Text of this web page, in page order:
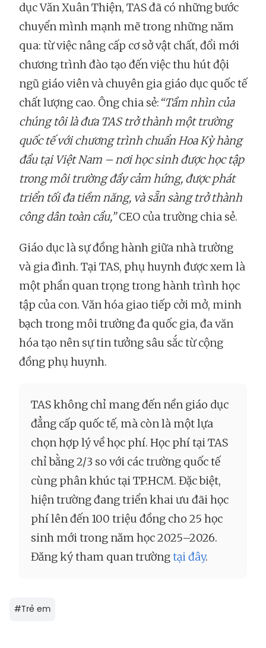
dục Văn Xuân Thiện, TAS đã có những bước
chuyển mình mạnh mẽ trong những năm
qua: từ việc nâng cấp cơ sở vật chất, đổi mới
chương trình đào tạo đến việc thu hút đội
ngũ giáo viên và chuyên gia giáo dục quốc tế
chất lượng cao. Ông chia sẻ: “Tầm nhìn của
chúng tôi là đưa TAS trở thành một trường
quốc tế với chương trình chuẩn Hoa Kỳ hàng
đầu tại Việt Nam – nơi học sinh được học tập
trong môi trường đầy cảm hứng, được phát
triển tối đa tiềm năng, và sẵn sàng trở thành
công dân toàn cầu,”CEO của trường chia sẻ.
Giáo dục là sự đồng hành giữa nhà trường
và gia đình. Tại TAS, phụ huynh được xem là
một phần quan trọng trong hành trình học
tập của con. Văn hóa giao tiếp cởi mở, minh
bạch trong môi trường đa quốc gia, đa văn
hóa tạo nên sự tin tưởng sâu sắc từ cộng
đồng phụ huynh.
TAS không chỉ mang đến nền giáo dục
đẳng cấp quốc tế, mà còn là một lựa
chọn hợp lý về học phí. Học phí tại TAS
chỉ bằng 2/3 so với các trường quốc tế
cùng phân khúc tại TP.HCM. Đặc biệt,
hiện trường đang triển khai ưu đãi học
phí lên đến 100 triệu đồng cho 25 học
sinh mới trong năm học 2025–2026.
Đăng ký tham quan trườngtại đây.
#Trẻ em